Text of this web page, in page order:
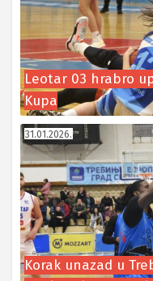
Leotar 03 hrabro
Kupa
31.01.2026.
Korak unazad u